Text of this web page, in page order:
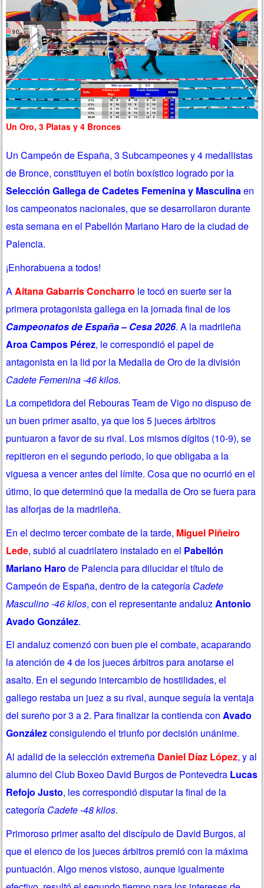
Un Oro, 3 Platas y 4 Bronces
Un Campeón de España, 3 Subcampeones y 4 medallistas
de Bronce, constituyen el botín boxístico logrado por la
Selección Gallega de Cadetes Femenina y Masculinaen
los campeonatos nacionales, que se desarrollaron durante
esta semana en el Pabellón Mariano Haro de la ciudad de
Palencia.
¡Enhorabuena a todos!
AAitana Gabarris Concharro le tocó en suerte ser la
primera protagonista gallega en la jornada final de los
Campeonatos de España – Cesa 2026. A la madrileña
Aroa Campos Pérez, le correspondió el papel de
antagonista en la lid por la Medalla de Oro de la división
Cadete Femenina -46 kilos.
La competidora del Rebouras Team de Vigo no dispuso de
un buen primer asalto, ya que los 5 jueces árbitros
puntuaron a favor de su rival. Los mismos dígitos (10-9), se
repitieron en el segundo periodo, lo que obligaba a la
viguesa a vencer antes del límite. Cosa que no ocurrió en el
útimo, lo que determinó que la medalla de Oro se fuera para
las alforjas de la madrileña.
En el decimo tercer combate de la tarde, Miguel Piñeiro
Lede, subió al cuadrilatero instalado en el Pabellón
Mariano Haro de Palencia para dilucidar el título de
Campeón de España, dentro de la categoría Cadete
Masculino -46 kilos, con el representante andaluzAntonio
Avado González.
El andaluz comenzó con buen pie el combate, acaparando
la atención de 4 de los jueces árbitros para anotarse el
asalto. En el segundo intercambio de hostilidades, el
gallego restaba un juez a su rival, aunque seguía la ventaja
del sureño por 3 a 2. Para finalizar la contienda conAvado
Gonzálezconsiguiendo el triunfo por decisión unánime.
Al adalid de la selección extremeña Daniel Díaz López, y al
alumno del Club Boxeo David Burgos de Pontevedra Lucas
Refojo Justo, les correspondió disputar la final de la
categoría Cadete -48 kilos.
Primoroso primer asalto del discípulo de David Burgos, al
que el elenco de los jueces árbitros premió con la máxima
puntuación. Algo menos vistoso, aunque igualmente